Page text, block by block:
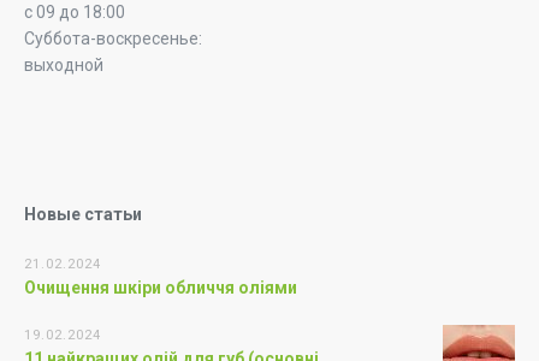
с 09 до 18:00
Суббота-воскресенье:
выходной
Новые статьи
21.02.2024
Очищення шкіри обличчя оліями
19.02.2024